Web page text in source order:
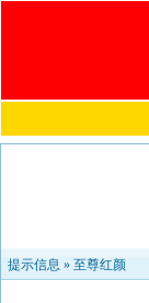
提示信息 » 至尊红颜